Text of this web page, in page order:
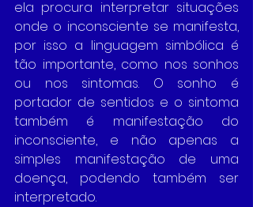
ela procura interpretar situações
onde o inconsciente se manifesta,
por isso a linguagem simbólica é
tão importante, como nos sonhos
ou nos sintomas. O sonho é
portador de sentidos e o sintoma
também é manifestação do
inconsciente, e não apenas a
simples manifestação de uma
doença, podendo também ser
interpretado.